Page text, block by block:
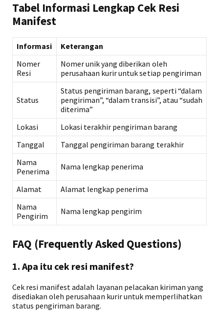
Tabel Informasi Lengkap Cek Resi
Manifest
Informasi
Keterangan
Nomer
Resi
Nomer unik yang diberikan oleh
perusahaan kurir untuk setiap pengiriman
Status
Status pengiriman barang, seperti “dalam
pengiriman”, “dalam transisi”, atau “sudah
diterima”
Lokasi
Lokasi terakhir pengiriman barang
Tanggal
Tanggal pengiriman barang terakhir
Nama
Penerima
Nama lengkap penerima
Alamat
Alamat lengkap penerima
Nama
Pengirim
Nama lengkap pengirim
FAQ (Frequently Asked Questions)
1. Apa itu cek resi manifest?
Cek resi manifest adalah layanan pelacakan kiriman yang
disediakan oleh perusahaan kurir untuk memperlihatkan
status pengiriman barang.